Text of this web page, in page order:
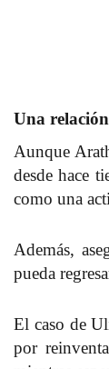
Una
Aunque
desde hace
como una
Además,
pueda
El caso de
por